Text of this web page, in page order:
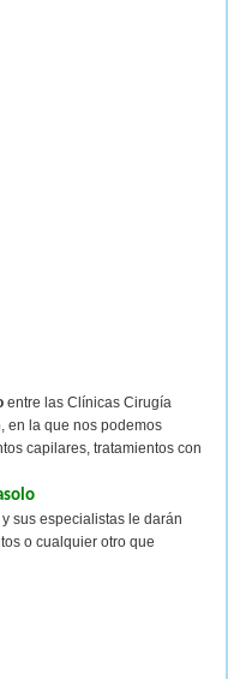
entre las Clínicas Cirugía
en la que nos podemos
capilares, tratamientos con
sus especialistas le darán
o cualquier otro que